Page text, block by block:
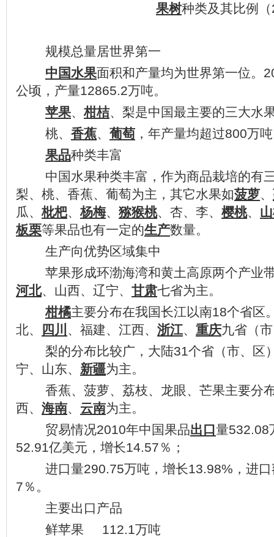
果树种类及其比例
规模总量居世界第一
中国水果面积和产量均为世界第一位。
公顷，产量12865.2万吨。
苹果、柑桔、梨是中国最主要的三大水
桃、 香蕉、 葡萄 ，年产量均超过800万
果品种类丰富
中国水果种类丰富，作为商品栽培的有
梨、桃、香蕉、葡萄为主，其它水果如菠萝、
瓜、枇杷、杨梅、 猕猴桃、杏、李、 樱桃、
板栗等果品也有一定的生产数量。
生产向优势区域集中
苹果形成环渤海湾和黄土高原两个产业
河北、山西、辽宁、 甘肃七省为主。
柑橘主要分布在我国长江以南18个省区
北、
四川 、福建、江西、 浙江、 重庆九省（
梨的分布比较广，大陆31个省（市、区
宁、山东、 新疆为主。
香蕉、菠萝、荔枝、龙眼、芒果主要分
西、 海南、 云南为主。
贸易情况2010年中国果品出口量532.08
52.91亿美元，增长14.57％；
进口量290.75万吨，增长13.98%，进
7％。
主要出口产品
鲜苹果 112.1万吨